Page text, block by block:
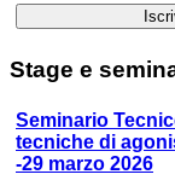
Stage e
Seminario
tecniche di
-29 marzo 2026